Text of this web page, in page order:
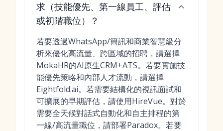
求（技能優先、第一線員工、評估
或初階職位）？
若要透過WhatsApp/簡訊和商業智慧級分
析來優化高流量、跨區域的招聘，請選擇
MokaHR的AI原生CRM+ATS。若要實施技
能優先策略和內部人才流動，請選擇
Eightfold.ai。若需要結構化的視訊面試和
可擴展的早期評估，請使用HireVue。對於
需要全天候對話式自動化和自主排程的第
一線/高流量職位，請部署Paradox。若要